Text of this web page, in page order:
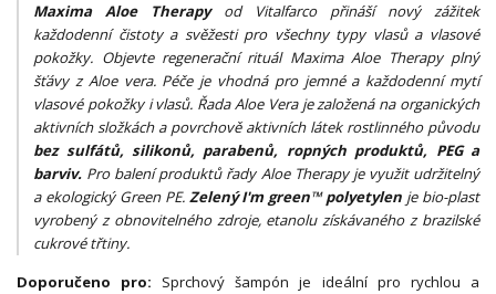
Maxima Aloe Therapy od Vitalfarco přináší nový zážitek
každodenní čistoty a svěžesti pro všechny typy vlasů a vlasové
pokožky. Objevte regenerační rituál Maxima Aloe Therapy plný
šťávy z Aloe vera. Péče je vhodná pro jemné a každodenní mytí
vlasové pokožky i vlasů. Řada Aloe Vera je založená na organických
aktivních složkách a povrchově aktivních látek rostlinného původu
bez sulfátů, silikonů, parabenů, ropných produktů, PEG a
barviv. Pro balení produktů řady Aloe Therapy je využit udržitelný
a ekologický Green PE. Zelený I'm green™ polyetylen je bio-plast
vyrobený z obnovitelného zdroje, etanolu získávaného z brazilské
cukrové třtiny.
Doporučeno pro: Sprchový šampón je ideální pro rychlou a